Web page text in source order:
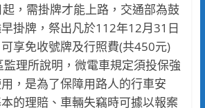
，需掛牌才能上路，交通部為鼓
掛牌，祭出凡於112年12月31日
享免收號牌及行照費(共450元)
監理所說明，微電車規定須投保強
，是為了保障用路人的行車安
的理賠、車輛失竊時可據以報案